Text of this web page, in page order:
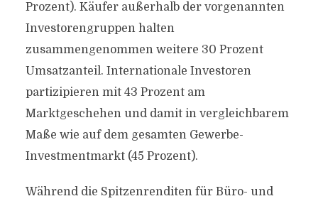
Prozent). Käufer außerhalb der vorgenannten
Investorengruppen halten
zusammengenommen weitere 30 Prozent
Umsatzanteil. Internationale Investoren
partizipieren mit 43 Prozent am
Marktgeschehen und damit in vergleichbarem
Maße wie auf dem gesamten Gewerbe-
Investmentmarkt (45 Prozent).
Während die Spitzenrenditen für Büro- und